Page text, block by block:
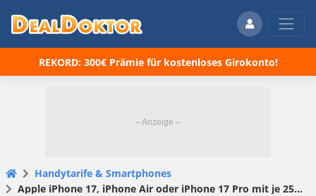
REKORD: 300€ Prämie für kostenloses Girokonto!
Handytarife & Smartphones
Apple iPhone 17, iPhone Air oder iPhone 17 Pro mit je 256GB ➕ Telekom MagentaMobil L mit 100GB für 69,95€ + 240€ Cashback ➕ oder Vodafone Smart L mit 80GB für 49,99€ + 100€ Wechselbonus